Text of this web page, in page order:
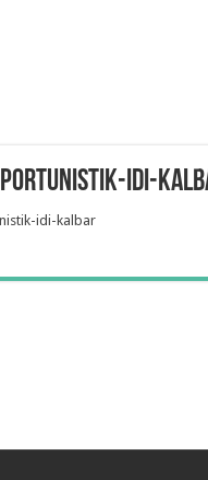
idi-
idi-kalbar